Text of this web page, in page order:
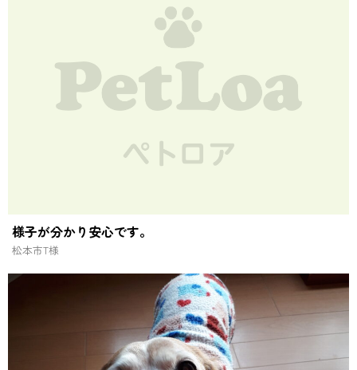
様子が分かり安心です。
松本市T様